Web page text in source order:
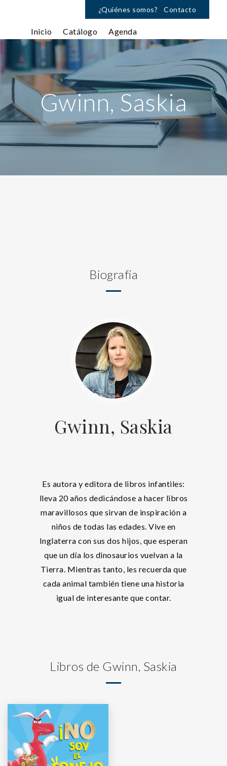
¿Quiénes somos? Contacto
Inicio Catálogo Agenda
Gwinn, Saskia
Biografía
Gwinn, Saskia
Es autora y editora de libros infantiles:
lleva 20 años dedicándose a hacer libros
maravillosos que sirvan de inspiración a
niños de todas las edades. Vive en
Inglaterra con sus dos hijos, que esperan
que un día los dinosaurios vuelvan a la
Tierra. Mientras tanto, les recuerda que
cada animal también tiene una historia
igual de interesante que contar.
Libros de Gwinn, Saskia